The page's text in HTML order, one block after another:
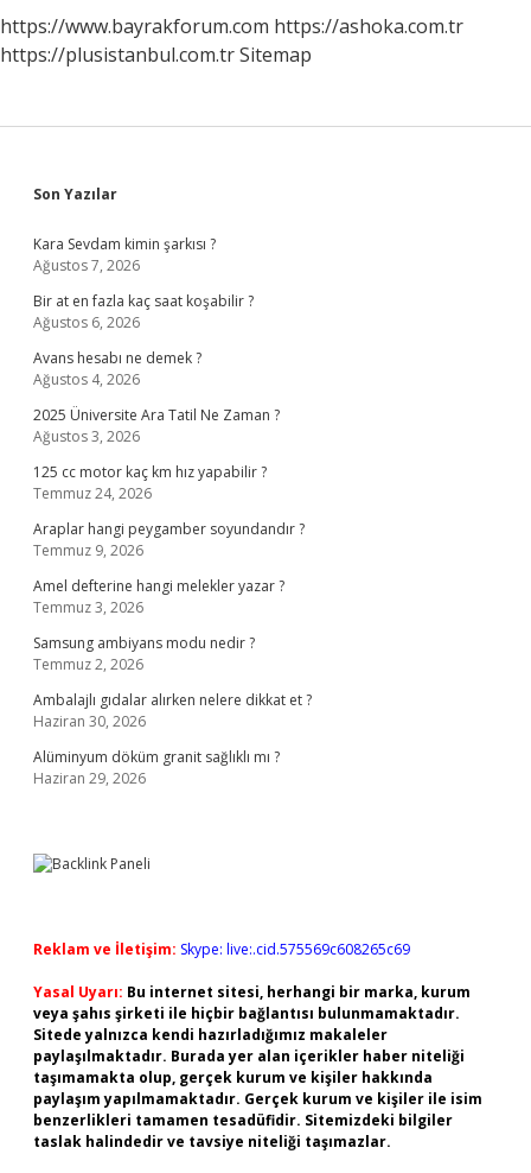
https://www.bayrakforum.com https://ashoka.com.tr
https://plusistanbul.com.trSitemap
Sidebar
Son Yazılar
Kara Sevdam kimin şarkısı ?
Ağustos 7, 2026
Bir at en fazla kaç saat koşabilir ?
Ağustos 6, 2026
Avans hesabı ne demek ?
Ağustos 4, 2026
2025 Üniversite Ara Tatil Ne Zaman ?
Ağustos 3, 2026
125 cc motor kaç km hız yapabilir ?
Temmuz 24, 2026
Araplar hangi peygamber soyundandır ?
Temmuz 9, 2026
Amel defterine hangi melekler yazar ?
Temmuz 3, 2026
Samsung ambiyans modu nedir ?
Temmuz 2, 2026
Ambalajlı gıdalar alırken nelere dikkat et ?
Haziran 30, 2026
Alüminyum döküm granit sağlıklı mı ?
Haziran 29, 2026
Reklam ve İletişim: Skype: live:.cid.575569c608265c69
Yasal Uyarı: Bu internet sitesi, herhangi bir marka, kurum
veya şahıs şirketi ile hiçbir bağlantısı bulunmamaktadır.
Sitede yalnızca kendi hazırladığımız makaleler
paylaşılmaktadır. Burada yer alan içerikler haber niteliği
taşımamakta olup, gerçek kurum ve kişiler hakkında
paylaşım yapılmamaktadır. Gerçek kurum ve kişiler ile isim
benzerlikleri tamamen tesadüfidir. Sitemizdeki bilgiler
taslak halindedir ve tavsiye niteliği taşımazlar.